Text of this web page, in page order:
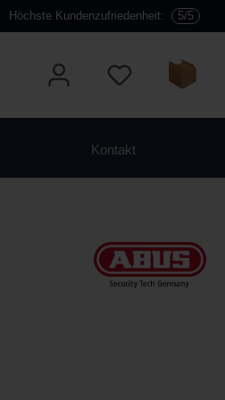
Höchste Kundenzufriedenheit: 5/5
Kontakt